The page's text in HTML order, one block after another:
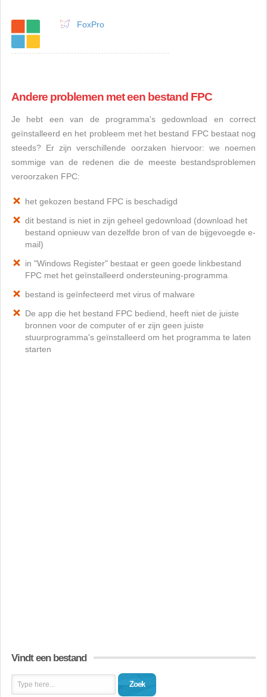
FoxPro
Andere problemen met een bestand FPC
Je hebt een van de programma's gedownload en correct
geïnstalleerd en het probleem met het bestand FPC bestaat nog
steeds? Er zijn verschillende oorzaken hiervoor: we noemen
sommige van de redenen die de meeste bestandsproblemen
veroorzaken FPC:
het gekozen bestand FPC is beschadigd
dit bestand is niet in zijn geheel gedownload (download het
bestand opnieuw van dezelfde bron of van de bijgevoegde e-
mail)
in "Windows Register" bestaat er geen goede linkbestand
FPC met het geïnstalleerd ondersteuning-programma
bestand is geïnfecteerd met virus of malware
De app die het bestand FPC bediend, heeft niet de juiste
bronnen voor de computer of er zijn geen juiste
stuurprogramma's geïnstalleerd om het programma te laten
starten
Vindt een bestand
Zoek